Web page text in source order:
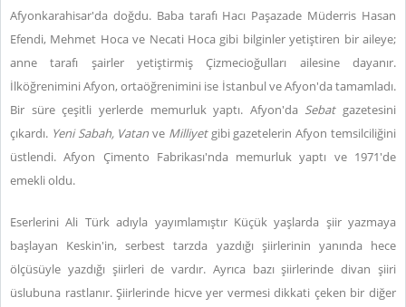
Afyonkarahisar'da doğdu. Baba tarafı Hacı Paşazade Müderris Hasan
Efendi, Mehmet Hoca ve Necati Hoca gibi bilginler yetiştiren bir aileye;
anne tarafı şairler yetiştirmiş Çizmecioğulları ailesine dayanır.
İlköğrenimini Afyon, ortaöğrenimini ise İstanbul ve Afyon'da tamamladı.
Bir süre çeşitli yerlerde memurluk yaptı. Afyon'da Sebatgazetesini
çıkardı. Yeni Sabah, Vatanve Milliyetgibi gazetelerin Afyon temsilciliğini
üstlendi. Afyon Çimento Fabrikası'nda memurluk yaptı ve 1971'de
emekli oldu.
Eserlerini Ali Türk adıyla yayımlamıştır Küçük yaşlarda şiir yazmaya
başlayan Keskin'in, serbest tarzda yazdığı şiirlerinin yanında hece
ölçüsüyle yazdığı şiirleri de vardır. Ayrıca bazı şiirlerinde divan şiiri
üslubuna rastlanır. Şiirlerinde hicve yer vermesi dikkati çeken bir diğer